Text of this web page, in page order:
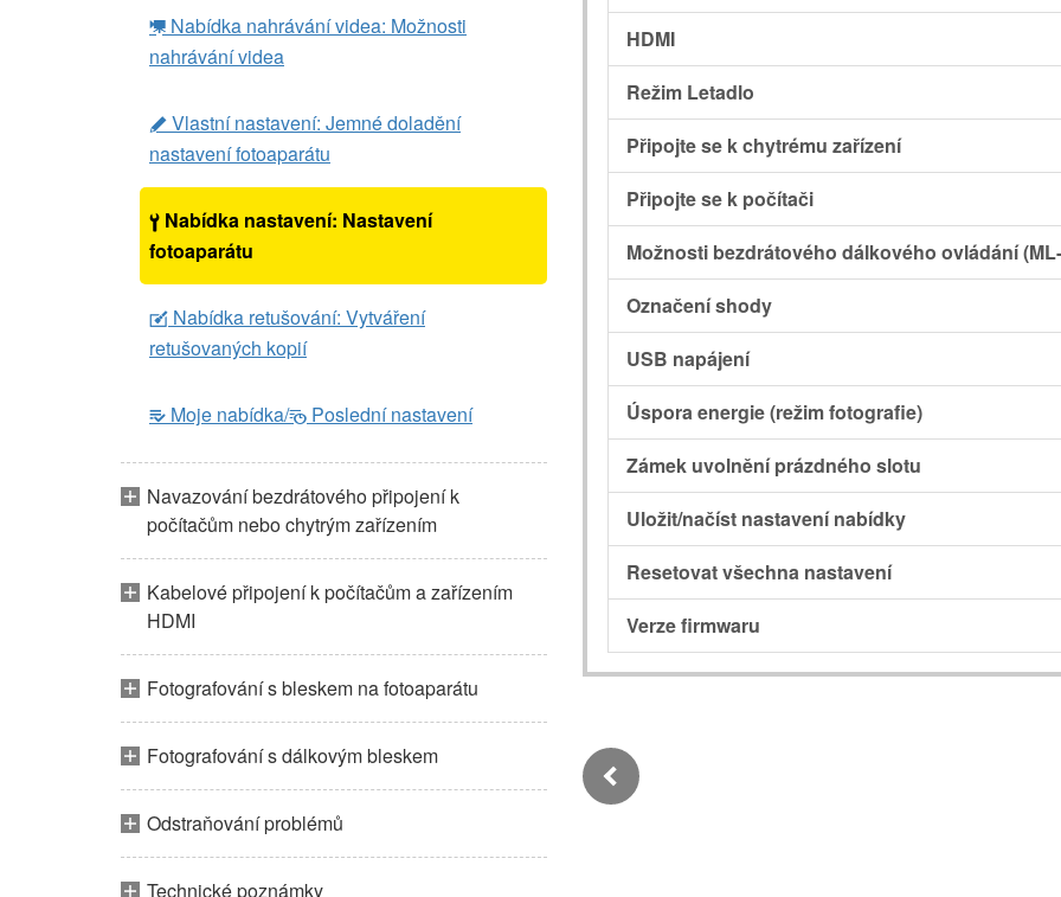
1 Nabídka nahrávání videa: Možnosti
nahrávání videa
A Vlastní nastavení: Jemné doladění
nastavení fotoaparátu
B Nabídka nastavení: Nastavení
fotoaparátu
N Nabídka retušování: Vytváření
retušovaných kopií
O Moje nabídka/m Poslední nastavení
Navazování bezdrátového připojení k
počítačům nebo chytrým zařízením
Kabelové připojení k počítačům a zařízením
HDMI
Fotografování s bleskem na fotoaparátu
Fotografování s dálkovým bleskem
Odstraňování problémů
Technické poznámky
HDMI
Režim Letadlo
Připojte se k chytrému zařízení
Připojte se k počítači
Možnosti bezdrátového dálkového ovládání
Označení shody
USB napájení
Úspora energie (režim fotografie)
Zámek uvolnění prázdného slotu
Uložit/načíst nastavení nabídky
Resetovat všechna nastavení
Verze firmwaru